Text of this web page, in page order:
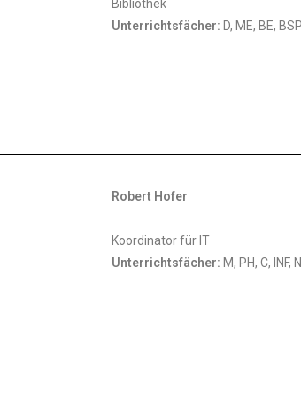
Bibliothek
Unterrichtsfächer: D, ME, BE, BSP
Robert Hofer
Koordinator für IT
Unterrichtsfächer: M, PH, C, INF,